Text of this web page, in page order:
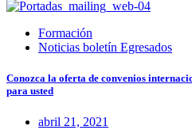
Formación
Noticias boletín Egresados
Conozca la oferta de convenios
para usted
abril 21, 2021